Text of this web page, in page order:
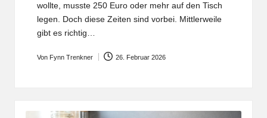
wollte, musste 250 Euro oder mehr auf den Tisch
legen. Doch diese Zeiten sind vorbei. Mittlerweile
gibt es richtig…
Posted
Von Fynn Trenkner 26. Februar 2026